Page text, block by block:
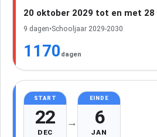
20 oktober 2029 tot en met 28
9 dagen•Schooljaar 2029-2030
1170 dagen
START
22
DEC
→
EINDE
6
JAN